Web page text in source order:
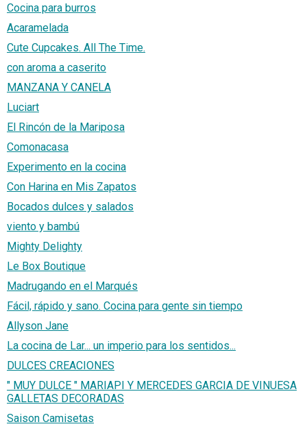
Cocina para burros
Acaramelada
Cute Cupcakes. All The Time.
con aroma a caserito
MANZANA Y CANELA
Luciart
El Rincón de la Mariposa
Comonacasa
Experimento en la cocina
Con Harina en Mis Zapatos
Bocados dulces y salados
viento y bambú
Mighty Delighty
Le Box Boutique
Madrugando en el Marqués
Fácil, rápido y sano. Cocina para gente sin tiempo
Allyson Jane
La cocina de Lar... un imperio para los sentidos...
DULCES CREACIONES
" MUY DULCE " MARIAPI Y MERCEDES GARCIA DE VINUESA
GALLETAS DECORADAS
Saison Camisetas